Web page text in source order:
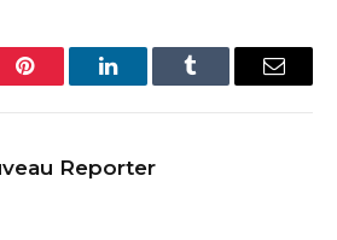
Pinterest LinkedInTumblr Email
Reporter